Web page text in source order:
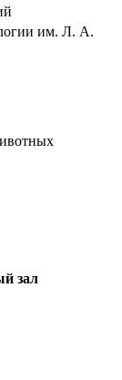
им. Л. А.
зал